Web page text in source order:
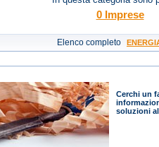
0 Imprese
Elenco completo
Cerchi un
soluzioni